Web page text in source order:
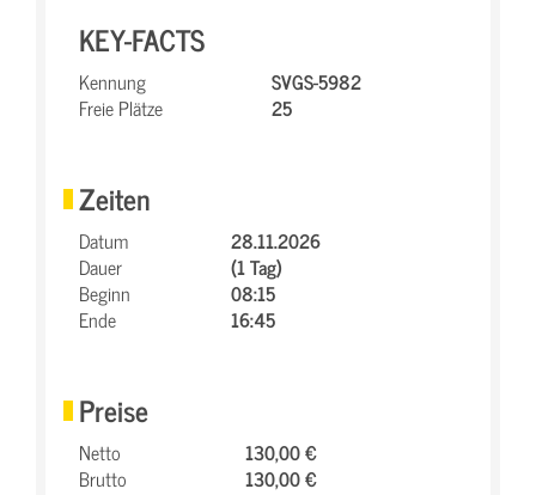
KEY-FACTS
Kennung
SVGS-5982
Freie Plätze
25
Zeiten
Datum
28.11.2026
Dauer
(1 Tag)
Beginn
08:15
Ende
16:45
Preise
Netto
130,00 €
Brutto
130,00 €